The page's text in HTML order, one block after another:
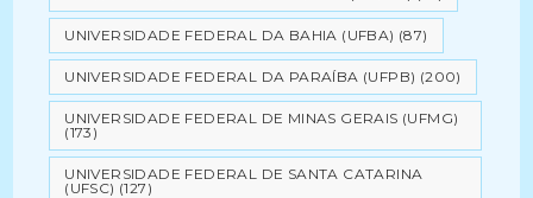
UNIVERSIDADE FEDERAL DA BAHIA (UFBA) (87)
UNIVERSIDADE FEDERAL DA PARAÍBA (UFPB) (200)
UNIVERSIDADE FEDERAL DE MINAS GERAIS (UFMG)
(173)
UNIVERSIDADE FEDERAL DE SANTA CATARINA
(UFSC) (127)